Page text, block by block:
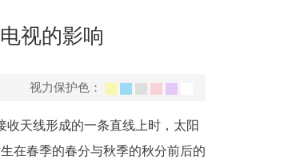
视的影响
视力保护色：
天线形成的一条直线上时，太阳
在春季的春分与秋季的秋分前后的